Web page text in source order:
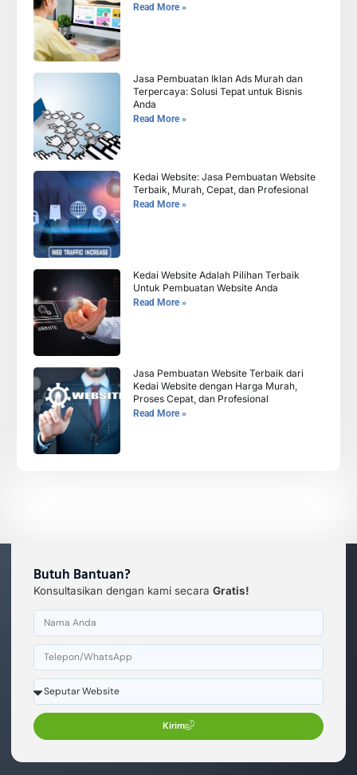
Read More »
Jasa Pembuatan Iklan Ads Murah dan
Terpercaya: Solusi Tepat untuk Bisnis
Anda
Read More »
Kedai Website: Jasa Pembuatan Website
Terbaik, Murah, Cepat, dan Profesional
Read More »
Kedai Website Adalah Pilihan Terbaik
Untuk Pembuatan Website Anda
Read More »
Jasa Pembuatan Website Terbaik dari
Kedai Website dengan Harga Murah,
Proses Cepat, dan Profesional
Read More »
Butuh Bantuan?
Konsultasikan dengan kami secara Gratis!
Kirim